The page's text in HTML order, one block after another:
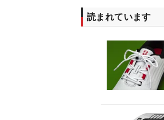
読まれています